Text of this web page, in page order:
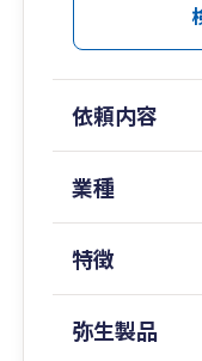
依頼内容
業種
特徴
弥生製品